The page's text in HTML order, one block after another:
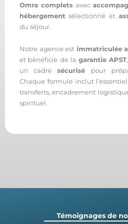
Omra complets avec
hébergement sélectionné et
du séjour.
Notre agence est immatriculée
et bénéficie de la garantie APST
un cadresécurisé pour
Chaque formule inclut
transferts, encadrement
spirituel.
Témoignages de